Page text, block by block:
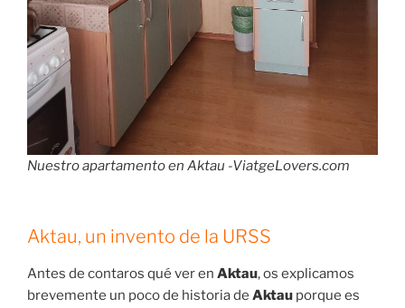
Nuestro apartamento en Aktau -ViatgeLovers.com
Aktau, un invento de la URSS
Antes de contaros qué ver en Aktau, os explicamos
brevemente un poco de historia de Aktau porque es